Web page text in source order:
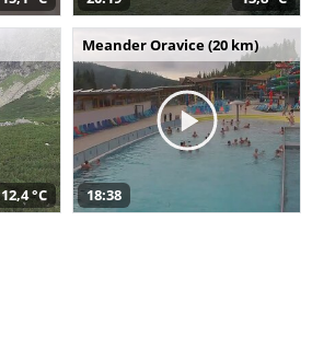
12,4 °C
Meander Oravice (20 km)
18:38